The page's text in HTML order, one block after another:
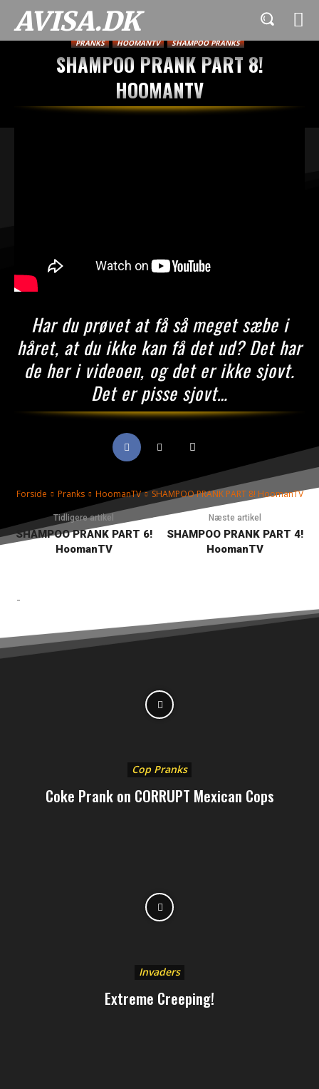
AVISA.DK
PRANKS HOOMANTV SHAMPOO PRANKS
SHAMPOO PRANK PART 8!
HOOMANTV
Har du prøvet at få så meget sæbe i
håret, at du ikke kan få det ud? Det har
de her i videoen, og det er ikke sjovt.
Det er pisse sjovt…
Forside Pranks HoomanTV SHAMPOO PRANK PART 8! HoomanTV
Tidligere artikel
SHAMPOO PRANK PART 6!
HoomanTV
Næste artikel
SHAMPOO PRANK PART 4!
HoomanTV
-
Cop Pranks
Coke Prank on CORRUPT Mexican Cops
Invaders
Extreme Creeping!